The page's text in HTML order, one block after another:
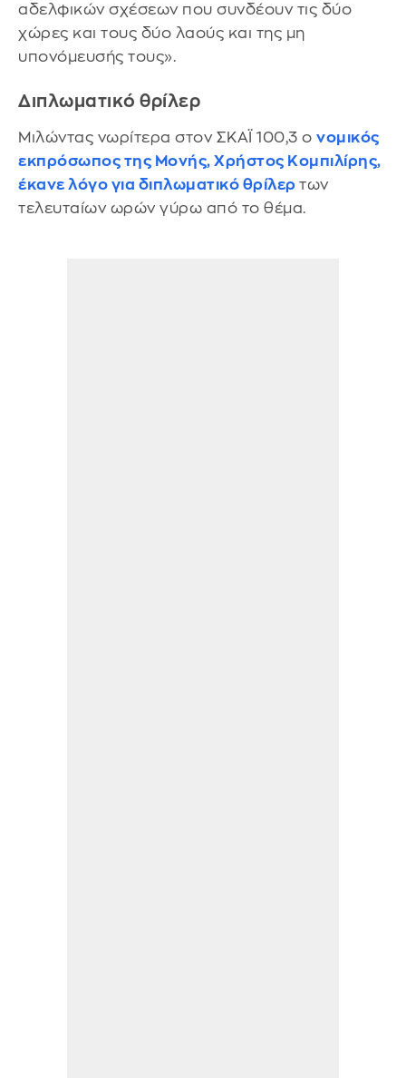
αδελφικών σχέσεων που συνδέουν τις δύο
χώρες και τους δύο λαούς και της μη
υπονόμευσής τους».
Διπλωματικό θρίλερ
Μιλώντας νωρίτερα στον ΣΚΑΪ 100,3 ο νομικός
εκπρόσωπος της Μονής, Χρήστος Κομπιλίρης,
έκανε λόγο για διπλωματικό θρίλερ των
τελευταίων ωρών γύρω από το θέμα.